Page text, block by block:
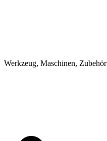
Werkzeug, Maschinen, Zubehör